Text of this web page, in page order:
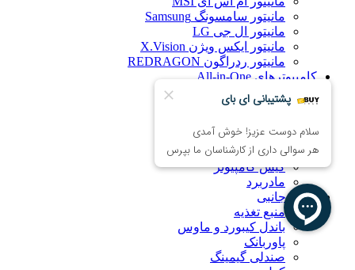
مانیتور سامسونگ Samsung
مانیتور ال جی LG
مانیتور ایکس ویژن X.Vision
مانیتور ردراگون REDRAGON
کامپیوترهای All-in-One
قطعات و تجهیزات کامپیوتر
پردازنده (CPU)
کارت گرافیک
هارد اینترنال
کیس کامپیوتر
مادربرد
لوازم جانبی
منبع تغذیه
باندل کیبورد و ماوس
پاوربانک
صندلی گیمینگ